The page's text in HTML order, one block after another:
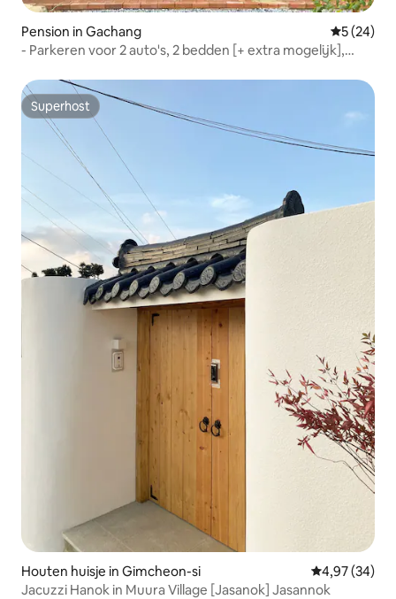
Pension in Gachang
5 (24)
- Parkeren voor 2 auto's, 2 bedden [+ extra mogelijk],
spelcomputer
Superhost
Superhost
Houten huisje in Gimcheon-si Gemiddelde
4,97 (34)
Jacuzzi Hanok in Muura Village [Jasanok] Jasannok